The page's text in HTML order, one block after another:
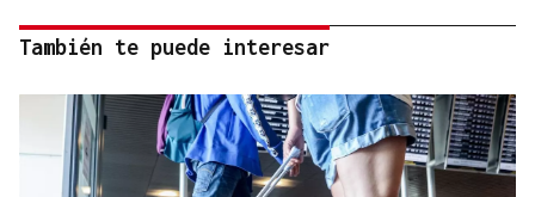
También te puede interesar